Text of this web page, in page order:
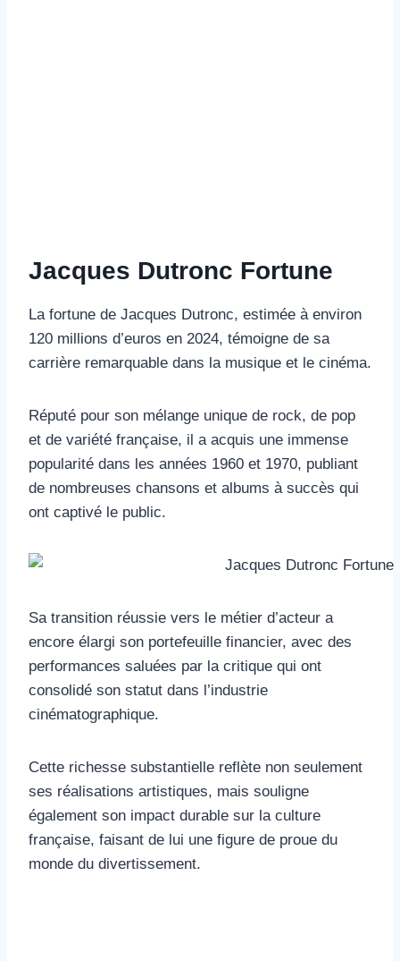
Jacques Dutronc Fortune
La fortune de Jacques Dutronc, estimée à environ
120 millions d’euros en 2024, témoigne de sa
carrière remarquable dans la musique et le cinéma.
Réputé pour son mélange unique de rock, de pop
et de variété française, il a acquis une immense
popularité dans les années 1960 et 1970, publiant
de nombreuses chansons et albums à succès qui
ont captivé le public.
Sa transition réussie vers le métier d’acteur a
encore élargi son portefeuille financier, avec des
performances saluées par la critique qui ont
consolidé son statut dans l’industrie
cinématographique.
Cette richesse substantielle reflète non seulement
ses réalisations artistiques, mais souligne
également son impact durable sur la culture
française, faisant de lui une figure de proue du
monde du divertissement.